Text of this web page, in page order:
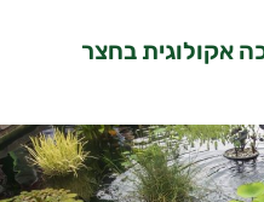
אקולוגית בחצר